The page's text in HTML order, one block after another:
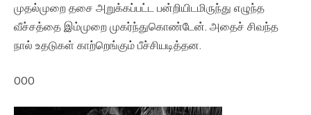
முதல்முறை தசை அறுக்கப்பட்ட பன்றியிடமிருந்து எழுந்த
வீச்சத்தை இம்முறை முகர்ந்துகொண்டேன். அதைச் சிவந்த
நால் உதடுகள் காற்றெங்கும் பீச்சியடித்தன.
000